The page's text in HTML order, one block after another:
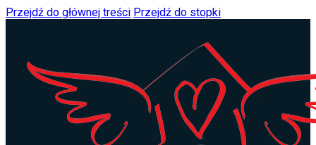
Przejdź do głównej treści Przejdź do stopki